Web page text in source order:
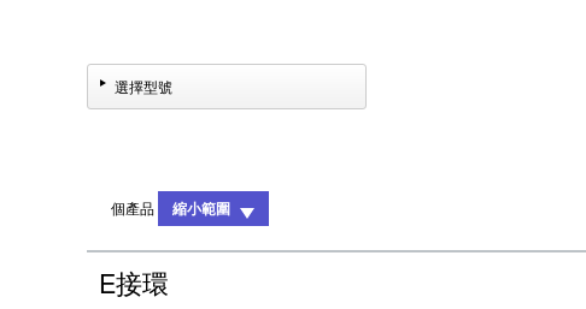
選擇型號
個產品 縮小範圍
E接環